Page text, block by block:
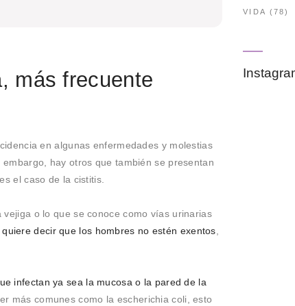
más frecuente
en algunas enfermedades y molestias
hay otros que también se presentan
el caso de la cistitis.
vejiga o lo que se conoce como vías urinarias
quiere decir que los hombres no estén exentos
infectan ya sea la mucosa o la pared de la
más comunes como la escherichia coli, esto
VIDA (78)